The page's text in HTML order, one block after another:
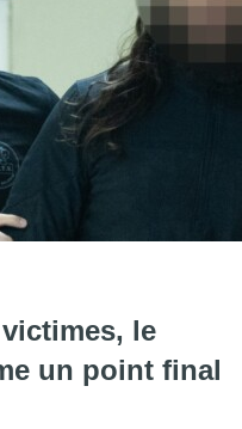
des attentats de
le
un point final